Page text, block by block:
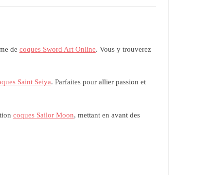
de coques Sword Art Online. Vous y trouverez
Saint Seiya. Parfaites pour allier passion et
coques Sailor Moon, mettant en avant des